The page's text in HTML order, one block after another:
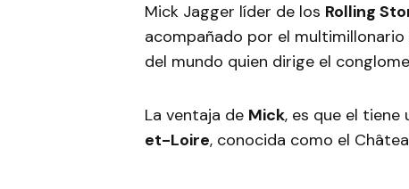
Mick Jagger líder de los Rolling
acompañado por el
del mundo quien dirige el
La ventaja de Mick, es que el tiene
et-Loire, conocida como el